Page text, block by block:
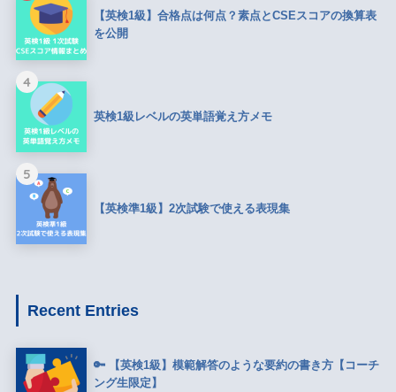
【英検1級】合格点は何点？素点とCSEスコアの換算表
を公開
4
英検1級レベルの英単語覚え方メモ
5
【英検準1級】2次試験で使える表現集
Recent Entries
🔑 【英検1級】模範解答のような要約の書き方【コーチ
ング生限定】